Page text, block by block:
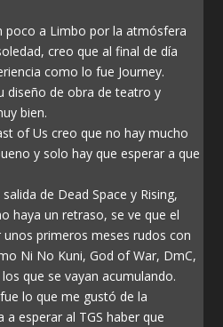
poco a Limbo por la atmósfera
creo que al final de día
como lo fue Journey.
diseño de obra de teatro y
bien.
of Us creo que no hay mucho
y solo hay que esperar a que
de Dead Space y Rising,
haya un retraso, se ve que el
primeros meses rudos con
Ni No Kuni, God of War, DmC,
que se vayan acumulando.
lo que me gustó de la
a esperar al TGS haber que